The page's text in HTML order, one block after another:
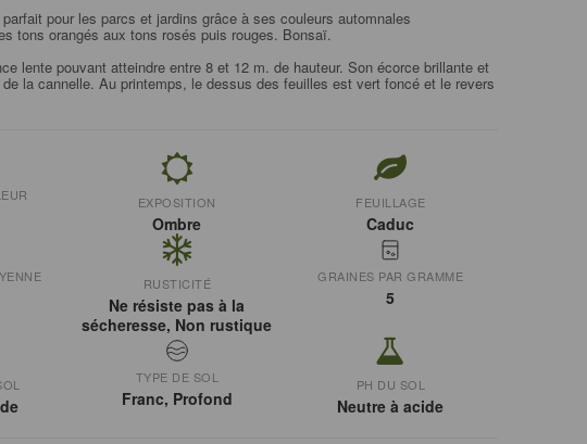
pour les parcs et jardins grâce à ses couleurs automnales
tons orangés aux tons rosés puis rouges. Bonsaï.
lente pouvant atteindre entre 8 et 12 m. de hauteur. Son écorce brillante et
la cannelle. Au printemps, le dessus des feuilles est vert foncé et le revers
EXPOSITION
Ombre
FEUILLAGE
Caduc
RUSTICITÉ
Ne résiste pas à la
sécheresse, Non rustique
GRAINES PAR GRAMME
5
TYPE DE SOL
Franc, Profond
PH DU SOL
Neutre à acide